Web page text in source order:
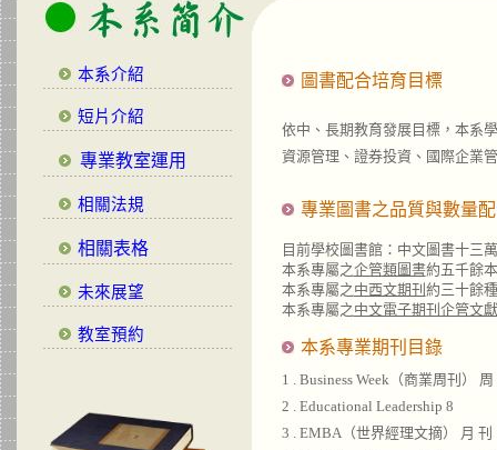
本系介紹
短片介紹
專業教室運用
相關法規
相關表格
未來展望
教室預約
圖書配合培育目標
依中、長期教育發展目標，本系
資源管理、證券投資、國際企業
專業圖書之品質與數量
目前學校圖書館：中文圖書十三
本系專屬之企管類圖書約五千餘
本系專屬之 中西文期刊 約三十餘
本系專屬之 中文電子期刊企管文
本系專業期刊目錄
1 . Business Week（商業周刊） 周
2 . Educational Leadership 8
3 . EMBA（世界經理文摘） 月 刊